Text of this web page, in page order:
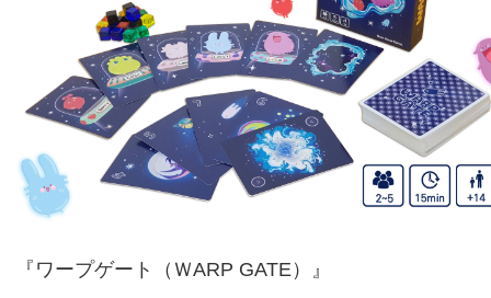
『ワープゲート（ＷARP GATE）』